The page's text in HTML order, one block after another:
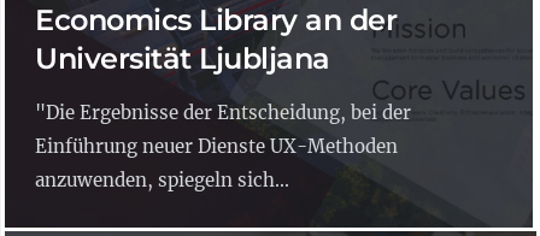
Economics Library an der
Universität Ljubljana
"Die Ergebnisse der Entscheidung, bei der
Einführung neuer Dienste UX-Methoden
anzuwenden, spiegeln sich...